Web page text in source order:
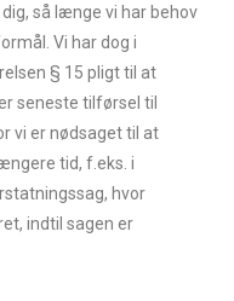
så længe vi har behov
Vi har dog i
§ 15 pligt til at
seneste tilførsel til
vi er nødsaget til at
tid, f.eks. i
hvor
indtil sagen er